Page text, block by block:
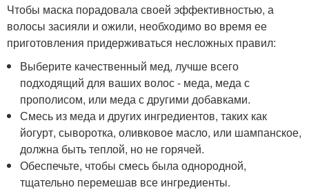
Чтобы маска порадовала своей эффективностью, а
волосы засияли и ожили, необходимо во время ее
приготовления придерживаться несложных правил:
Выберите качественный мед, лучше всего
подходящий для ваших волос - меда, меда с
прополисом, или меда с другими добавками.
Смесь из меда и других ингредиентов, таких как
йогурт, сыворотка, оливковое масло, или шампанское,
должна быть теплой, но не горячей.
Обеспечьте, чтобы смесь была однородной,
тщательно перемешав все ингредиенты.